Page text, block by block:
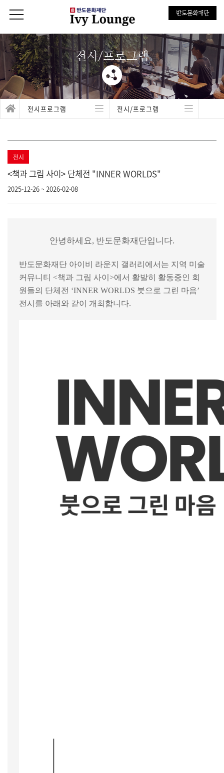
반도문화재단
전시/프로그램
전시프로그램 전시/프로그램
전시
<책과 그림 사이> 단체전 "INNER WORLDS"
2025-12-26 ~ 2026-02-08
안녕하세요, 반도문화재단입니다.
반도문화재단 아이비 라운지 갤러리에서는 지역 미술
커뮤니티 <책과 그림 사이 >에서 활발히 활동중인 회
원들의 단체전 ‘INNER WORLDS 붓으로 그린 마음’
전시를 아래와 같이 개최합니다.